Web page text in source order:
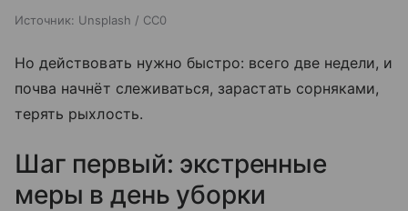
Источник: Unsplash / CC0
Но действовать нужно быстро: всего две недели, и
почва начнёт слеживаться, зарастать сорняками,
терять рыхлость.
Шаг первый: экстренные
меры в день уборки